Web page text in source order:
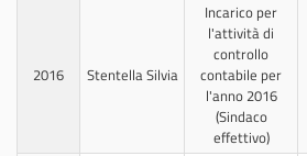
2016 Stentella Silvia
Incarico per
l'attività di
controllo
contabile per
l'anno 2016
(Sindaco
effettivo)